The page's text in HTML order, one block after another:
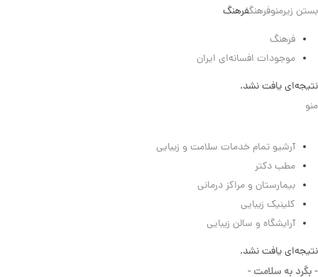
بستن زیرمنوفرهنگفرهنگ
فرهنگ
موجودات افسانه‌ای ایران
نتیجه‌ای یافت نشد.
منو
آرشیو تمام خدمات سلامت و زیبایی
مطب دکتر
بیمارستان و مراکز درمانی
کلینیک زیبایی
آرایشگاه و سالن زیبایی
نتیجه‌ای یافت نشد.
- بگرد به سلامت -